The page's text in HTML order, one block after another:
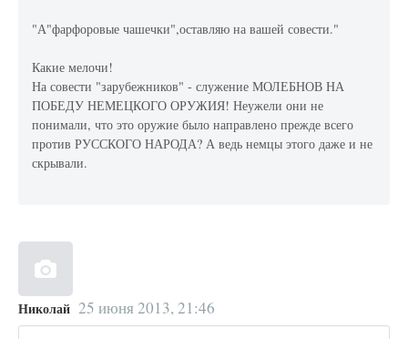
"А"фарфоровые чашечки",оставляю на вашей совести."
Какие мелочи!
На совести "зарубежников" - служение МОЛЕБНОВ НА
ПОБЕДУ НЕМЕЦКОГО ОРУЖИЯ! Неужели они не
понимали, что это оружие было направлено прежде всего
против РУССКОГО НАРОДА? А ведь немцы этого даже и не
скрывали.
Николай 25 июня 2013, 21:46